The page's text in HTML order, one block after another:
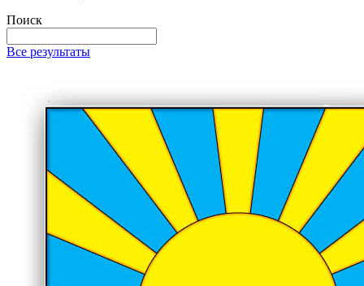
Поиск
Все результаты